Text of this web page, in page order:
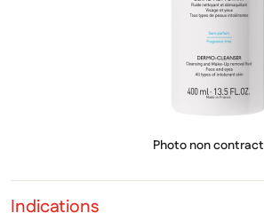
Photo non
Indications